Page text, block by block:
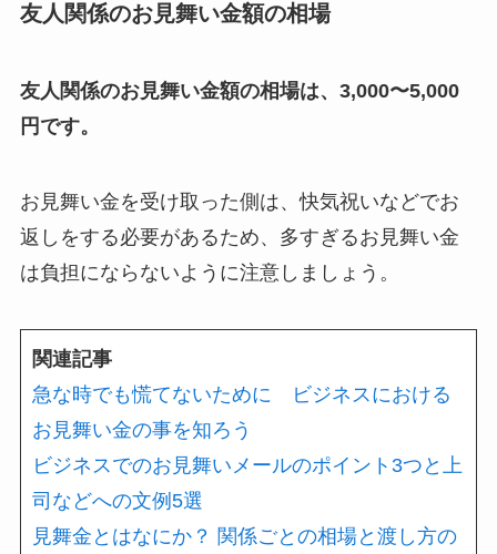
友人関係のお見舞い金額の相場
友人関係のお見舞い金額の相場は、3,000〜5,000
円です。
お見舞い金を受け取った側は、快気祝いなどでお
返しをする必要があるため、多すぎるお見舞い金
は負担にならないように注意しましょう。
関連記事
急な時でも慌てないために ビジネスにおける
お見舞い金の事を知ろう
ビジネスでのお見舞いメールのポイント3つと上
司などへの文例5選
見舞金とはなにか？ 関係ごとの相場と渡し方の